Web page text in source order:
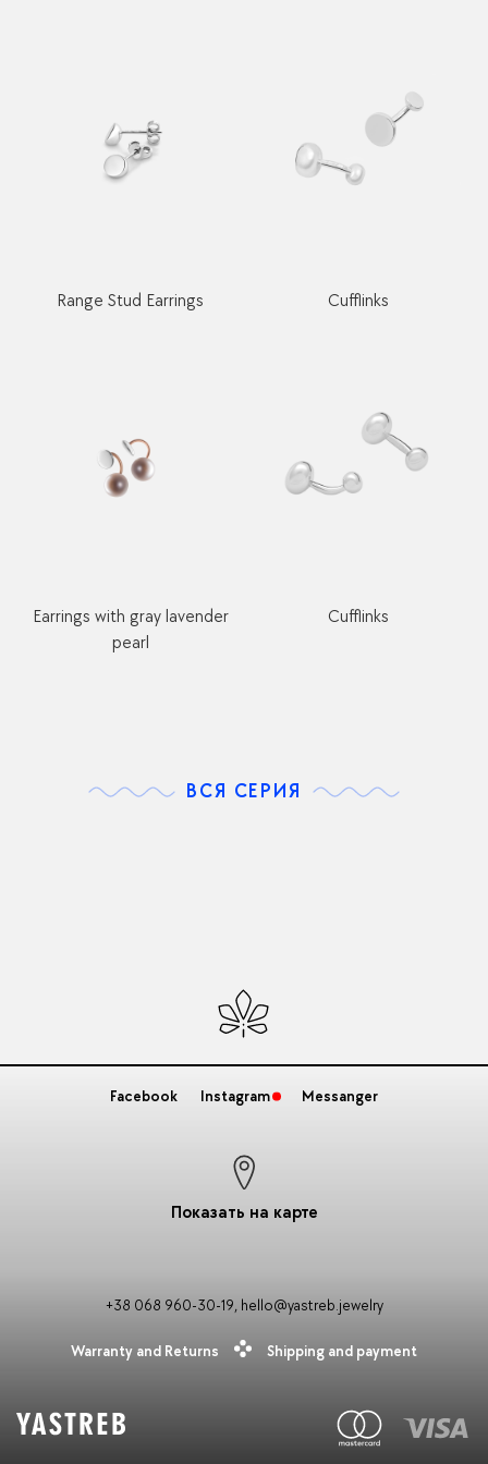
Range Stud Earrings Cufflinks
Earrings with gray lavender
pearl
Cufflinks
ВСЯ СЕРИЯ
Facebook Instagram Messanger
Показать на карте
+38 068 960-30-19, hello@yastreb.jewelry
Warranty and Returns Shipping and payment